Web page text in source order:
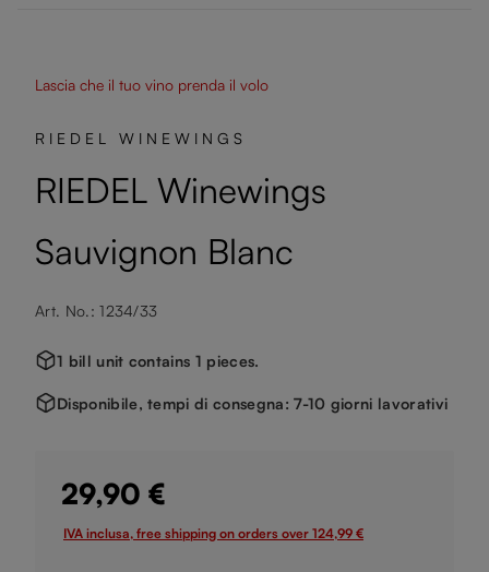
Lascia che il tuo vino prenda il volo
RIEDEL WINEWINGS
RIEDEL Winewings
Sauvignon Blanc
Art. No.: 1234/33
1 bill unit contains 1 pieces.
Disponibile, tempi di consegna: 7-10 giorni lavorativi
29,90 €
IVA inclusa, free shipping on orders over 124,99 €